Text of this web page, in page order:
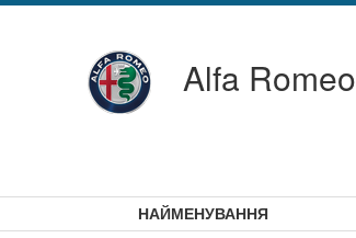
Alfa Romeo
НАЙМЕНУВАННЯ